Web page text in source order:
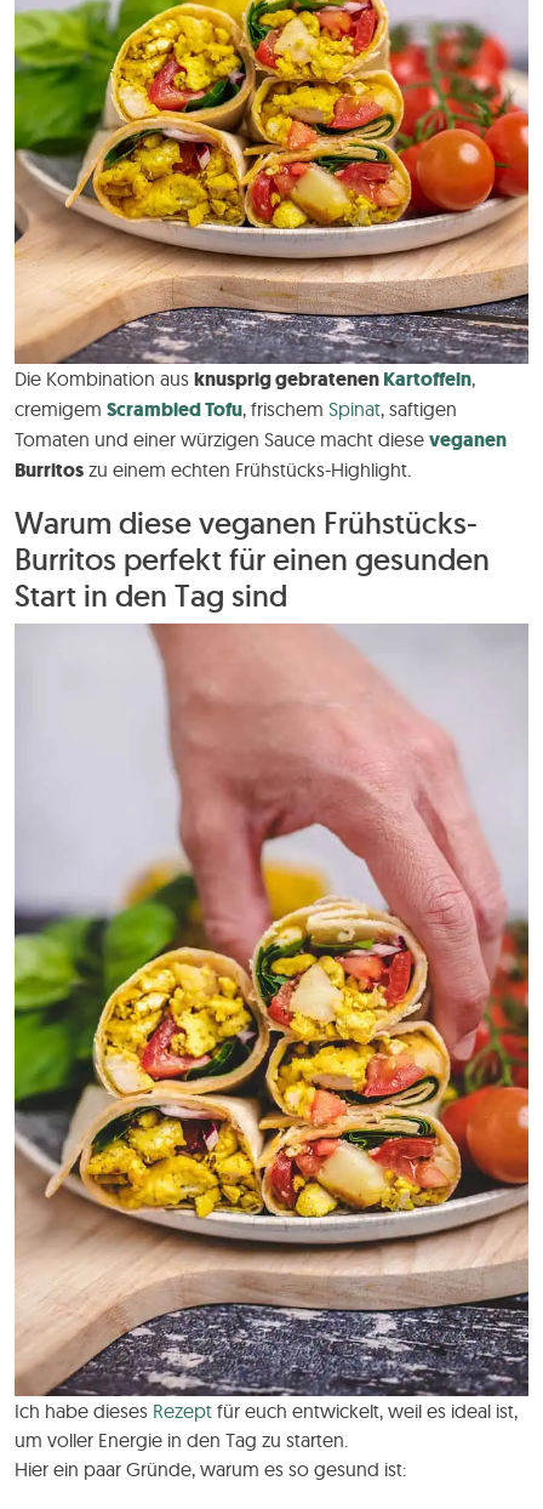
Die Kombination aus knusprig gebratenenKartoffeln,
cremigem Scrambled Tofu, frischem Spinat, saftigen
Tomaten und einer würzigen Sauce macht diese veganen
Burritos zu einem echten Frühstücks-Highlight.
Warum diese veganen Frühstücks-
Burritos perfekt für einen gesunden
Start in den Tag sind
Ich habe dieses Rezept für euch entwickelt, weil es ideal ist,
um voller Energie in den Tag zu starten.
Hier ein paar Gründe, warum es so gesund ist: